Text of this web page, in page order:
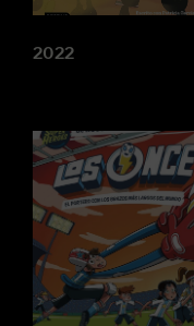
2022